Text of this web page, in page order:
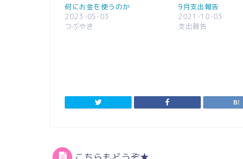
何にお金を使うのか
2023-05-03
つぶやき
9月支出報告
2021-10-03
支出報告